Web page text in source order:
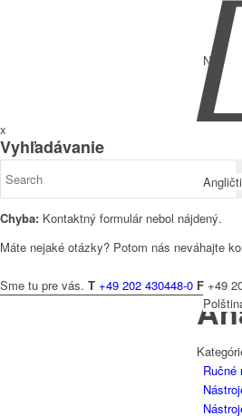
Nemčina
x
Vyhľadávanie
Chyba: Kontaktný formulár nebol nájdený.
Máte nejaké otázky? Potom nás neváhajte
Sme tu pre vás. T +49 202 430448-0 F +49
Ručné